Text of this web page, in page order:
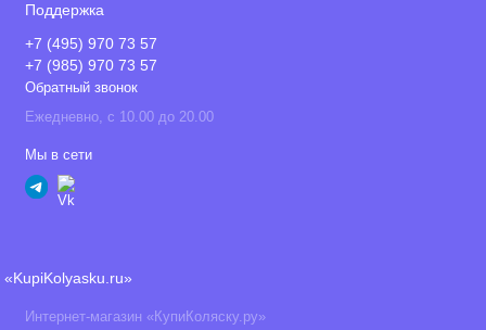
Поддержка
+7 (495) 970 73 57
+7 (985) 970 73 57
Обратный звонок
Ежедневно, с 10.00 до 20.00
Мы в сети
«KupiKolyasku.ru»
Интернет-магазин «КупиКоляску.ру»